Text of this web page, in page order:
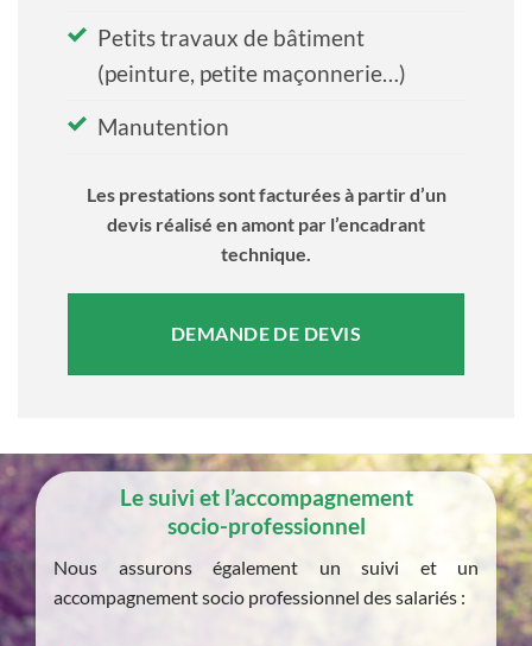
Petits travaux de bâtiment
(peinture, petite maçonnerie…)
Manutention
Les prestations sont facturées à partir d’un
devis réalisé en amont par l’encadrant
technique.
DEMANDE DE DEVIS
Le suivi et l’accompagnement
socio-professionnel
Nous assurons également un suivi et un
accompagnement socio professionnel des salariés :